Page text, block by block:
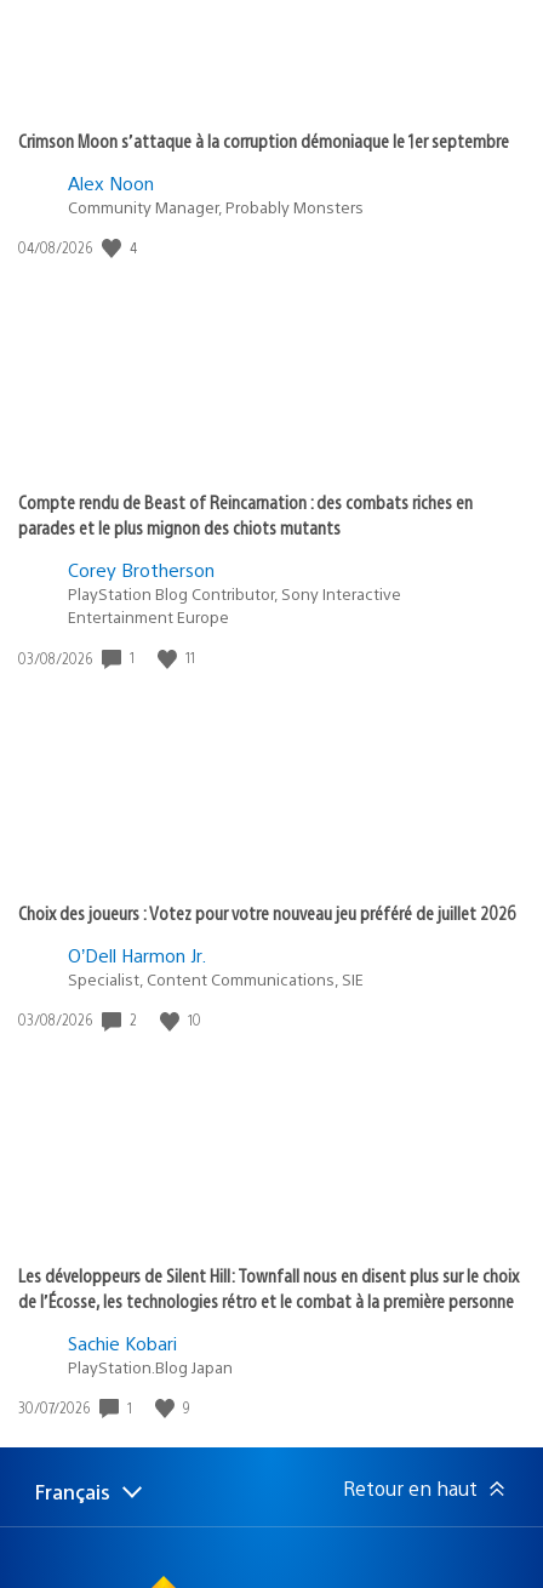
Crimson Moon s’attaque à la corruption démoniaque le 1er septembre
Alex Noon
Community Manager, Probably Monsters
Date
04/08/2026 4
Compte rendu de Beast of Reincarnation : des combats riches en
parades et le plus mignon des chiots mutants
Corey Brotherson
PlayStation Blog Contributor, Sony Interactive
Entertainment Europe
Date
03/08/2026 1 11
Choix des joueurs : Votez pour votre nouveau jeu préféré de juillet 2026
O’Dell Harmon Jr.
Specialist, Content Communications, SIE
Date
03/08/2026 2 10
Les développeurs de Silent Hill: Townfall nous en disent plus sur le choix
de l’Écosse, les technologies rétro et le combat à la première personne
Sachie Kobari
PlayStation.Blog Japan
Date
publication
30/07/2026 1 9
Choisir
une
Région
actuelle
Français Retour en haut